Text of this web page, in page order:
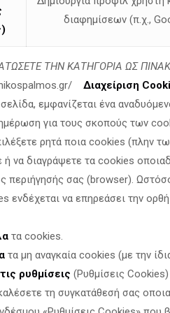
έχει
σφοδρά αμφισβητούμενες
ενόχληση κανενός υπουργού.
στη Δημοκρατία και
όμως δεν μπορεί
γύρω από την
διαφημίσεων (π.χ.,
ΤΗΝ ΚΑΤΗΓΟΡΙΑ ΩΣ
Διαχείριση
εμφανίζεται ένα
για τους σκοπούς των
ρητά ποια cookies (πλην
ή να διαγράψετε τα cookies
περιήγησής σας (browser).
ενδέχεται να επηρεάσει την
τα cookies.
τα μη αναγκαία cookies (με την
ρυθμίσεις (Ρυθμίσεις Cookies)
τη συγκατάθεσή σας